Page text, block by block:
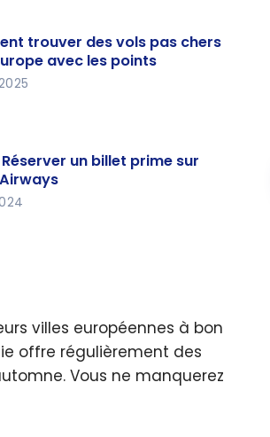
trouver des vols pas chers
avec les points
un billet prime sur
villes européennes à bon
offre régulièrement des
Vous ne manquerez